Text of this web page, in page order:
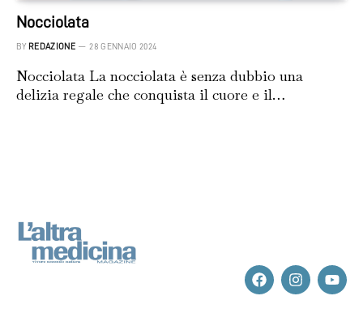
Nocciolata
BY REDAZIONE 28 GENNAIO 2024
Nocciolata La nocciolata è senza dubbio una
delizia regale che conquista il cuore e il…